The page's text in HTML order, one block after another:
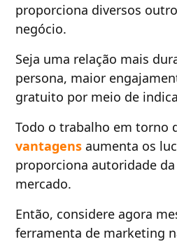
proporciona diversos
negócio.
Seja uma relação mais
persona, maior
gratuito por meio de
Todo o trabalho em torno
vantagens aumenta os
proporciona autoridade
mercado.
Então, considere agora
ferramenta de marketing